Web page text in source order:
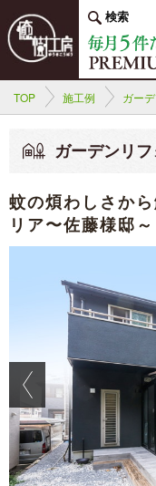
検索
TOP 施工例 ガー
ガーデンリ
蚊の煩わしさか
リア〜佐藤様邸～